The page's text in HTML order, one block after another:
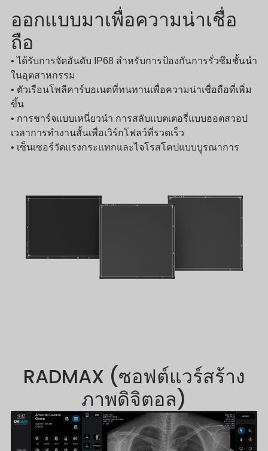
ออกแบบมาเพื่อความน่าเชื่อ
ถือ
• ได้รับการจัดอันดับ IP68 สำหรับการป้องกันการรั่วซึมชั้นนำ
ในอุตสาหกรรม
• ตัวเรือนโพลีคาร์บอเนตที่ทนทานเพื่อความน่าเชื่อถือที่เพิ่ม
ขึ้น
• การชาร์จแบบเหนี่ยวนำ การสลับแบตเตอรี่แบบฮอตสวอป
เวลาการทำงานสั้นเพื่อเวิร์กโฟลว์ที่รวดเร็ว
• เซ็นเซอร์วัดแรงกระแทกและไจโรสโคปแบบบูรณาการ
RADMAX (ซอฟต์แวร์สร้าง
ภาพดิจิตอล)